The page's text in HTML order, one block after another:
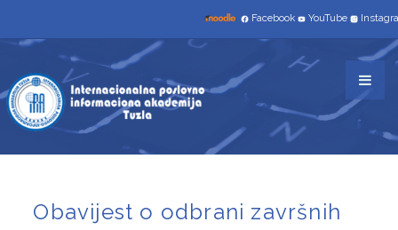
Facebook YouTube
Obavijest o odbrani završnih
STUDIJSKI PROGRAMI
TROGODIŠNJI
INFORMACIONE TEHNOLGIJE
SAVREMENO POSLOVANJE I INFORMATIČKI